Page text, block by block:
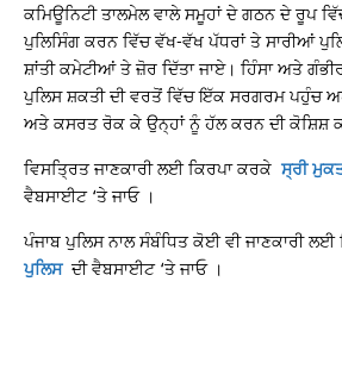
ਕਮਿਊਨਿਟੀ ਤਾਲਮੇਲ ਵਾਲੇ ਸਮੂਹਾਂ ਦੇ ਗਠਨ ਦੇ ਰੂਪ
ਪੁਲਿਸਿੰਗ ਕਰਨ ਵਿੱਚ ਵੱਖ-ਵੱਖ ਪੱਧਰਾਂ ਤੇ ਸਾਰੀਆਂ
ਸ਼ਾਂਤੀ ਕਮੇਟੀਆਂ ਤੇ ਜ਼ੋਰ ਦਿੱਤਾ ਜਾਏ। ਹਿੰਸਾ ਅਤੇ
ਪੁਲਿਸ ਸ਼ਕਤੀ ਦੀ ਵਰਤੋਂ ਵਿੱਚ ਇੱਕ ਸਰਗਰਮ ਪਹੁੰਚ
ਅਤੇ ਕਸਰਤ ਰੋਕ ਕੇ ਉਨ੍ਹਾਂ ਨੂੰ ਹੱਲ ਕਰਨ ਦੀ ਕੋਸ਼ਿਸ਼
ਵਿਸਤ੍ਰਿਤ ਜਾਣਕਾਰੀ ਲਈ ਕਿਰਪਾ ਕਰਕੇ ਸ੍ਰੀ
ਵੈਬਸਾਈਟ ‘ਤੇ ਜਾਓ ।
ਪੰਜਾਬ ਪੁਲਿਸ ਨਾਲ ਸੰਬੰਧਿਤ ਕੋਈ ਵੀ ਜਾਣਕਾਰੀ
ਪੁਲਿਸ ਦੀ ਵੈਬਸਾਈਟ ‘ਤੇ ਜਾਓ ।